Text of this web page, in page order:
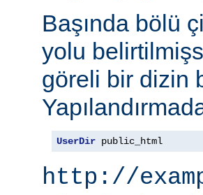
Başında bölü
yolu
göreli bir dizin
UserDir public_html
http://